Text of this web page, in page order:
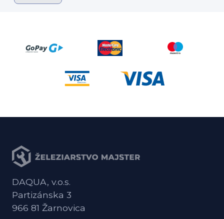
DAQUA, v.o.s.
Partizánska 3
966 81 Žarnovica